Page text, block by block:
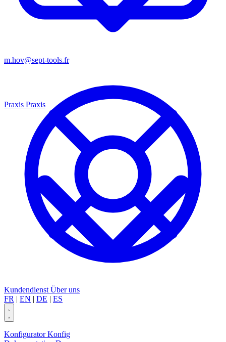
m.hov@sept-tools.fr
Kundendienst Über uns
FR | EN | DE | ES
Praxis Praxis
Konfigurator Konfig